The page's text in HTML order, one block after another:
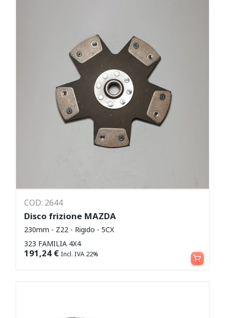
COD: 2644
Disco frizione MAZDA
230mm - Z22 - Rigido - 5CX
323 FAMILIA 4X4
191,24 € Incl. IVA 22% Aggiungi al carrello